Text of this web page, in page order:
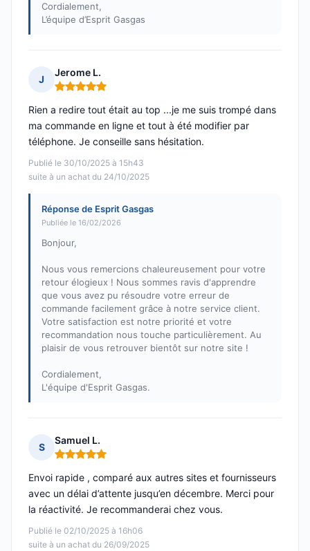
Cordialement,
L’équipe d’Esprit Gasgas
J
Jerome L.
Note : 5 sur 5
Publié le 30/10/2025 à 15h43
suite à un achat du 24/10/2025
Rien a redire tout était au top ...je me suis trompé dans
ma commande en ligne et tout à été modifier par
téléphone. Je conseille sans hésitation.
Réponse de Esprit Gasgas
Publiée le 16/02/2026
Bonjour,
Nous vous remercions chaleureusement pour votre
retour élogieux ! Nous sommes ravis d'apprendre
que vous avez pu résoudre votre erreur de
commande facilement grâce à notre service client.
Votre satisfaction est notre priorité et votre
recommandation nous touche particulièrement. Au
plaisir de vous retrouver bientôt sur notre site !
Cordialement,
L'équipe d'Esprit Gasgas.
S
Samuel L.
Note : 5 sur 5
Publié le 02/10/2025 à 16h06
suite à un achat du 26/09/2025
Envoi rapide , comparé aux autres sites et fournisseurs
avec un délai d’attente jusqu’en décembre. Merci pour
la réactivité. Je recommanderai chez vous.